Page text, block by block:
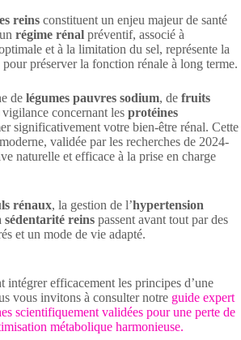
reins constituent un enjeu majeur de santé
régime rénal préventif, associé à
et à la limitation du sel, représente la
préserver la fonction rénale à long terme.
de légumes pauvres sodium, de fruits
vigilance concernant les protéines
significativement votre bien-être rénal. Cette
validée par les recherches de 2024-
naturelle et efficace à la prise en charge
rénaux, la gestion de l’hypertension
sédentarité reins passent avant tout par des
et un mode de vie adapté.
intégrer efficacement les principes d’une
vous invitons à consulter notre guide expert
scientifiquement validées pour une perte de
métabolique harmonieuse.